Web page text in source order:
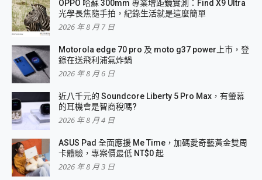
OPPO 哈蘇 300mm 專業增距鏡實測：Find X9 Ultra
光學長焦隨手拍，紀錄生活就是這麼簡單
2026 年 8 月 7 日
Motorola edge 70 pro 及 moto g37 power上市，登
錄在送飛利浦氣炸鍋
2026 年 8 月 6 日
近八千元的 Soundcore Liberty 5 Pro Max，有螢幕
的耳機會是智商稅嗎?
2026 年 8 月 4 日
ASUS Pad 全面應援 Me Time，加碼愛奇藝黃金雙周
卡體驗，專案價最低 NT$0 起
2026 年 8 月 3 日